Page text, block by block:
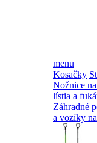
menu
Kosačky
Nožnice
lístia a
Záhradné
a vozíky